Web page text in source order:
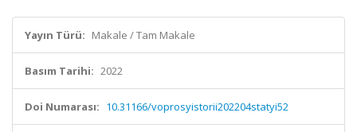
Yayın Türü: Makale / Tam Makale
Basım Tarihi: 2022
Doi Numarası: 10.31166/voprosyistorii202204statyi52